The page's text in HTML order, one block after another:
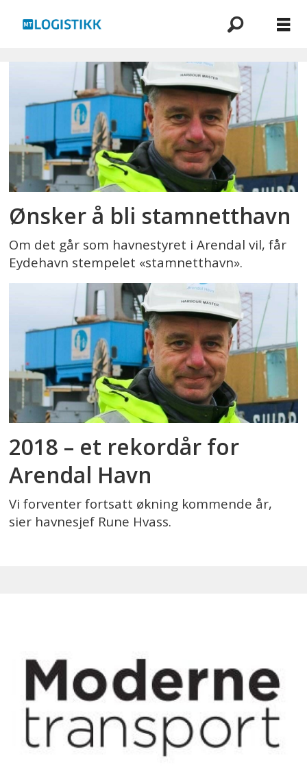
Emne:
arendal
havn
kf
Ønsker å bli stamnetthavn
Om det går som havnestyret i Arendal vil, får
Eydehavn stempelet «stamnetthavn».
2018 – et rekordår for
Arendal Havn
Vi forventer fortsatt økning kommende år,
sier havnesjef Rune Hvass.